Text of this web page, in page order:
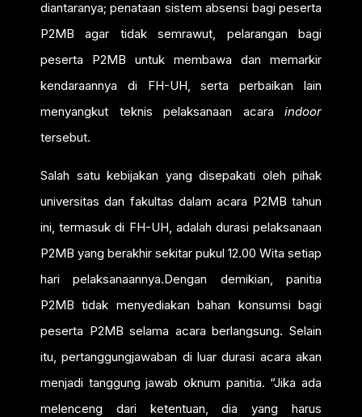
diantaranya; penataan sistem absensi bagi peserta
P2MB agar tidak semrawut, pelarangan bagi
peserta P2MB untuk membawa dan memarkir
kendaraannya di FH-UH, serta perbaikan lain
menyangkut teknis pelaksanaan acara indoor
tersebut.
Salah satu kebijakan yang disepakati oleh pihak
universitas dan fakultas dalam acara P2MB tahun
ini, termasuk di FH-UH, adalah durasi pelaksanaan
P2MB yang berakhir sekitar pukul 12.00 Wita setiap
hari pelaksanaannya.Dengan demikian, panitia
P2MB tidak menyediakan bahan konsumsi bagi
peserta P2MB selama acara berlangsung. Selain
itu, pertanggungjawaban di luar durasi acara akan
menjadi tanggung jawab oknum panitia. “Jika ada
melenceng dari ketentuan, dia yang harus